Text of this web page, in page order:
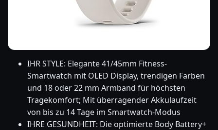
IHR STYLE: Elegante 41/45mm Fitness-
Smartwatch mit OLED Display, trendigen Farben
und 18 oder 22 mm Armband für höchsten
Tragekomfort; Mit überragender Akkulaufzeit
von bis zu 14 Tage im Smartwatch-Modus
IHRE GESUNDHEIT: Die optimierte Body Battery+